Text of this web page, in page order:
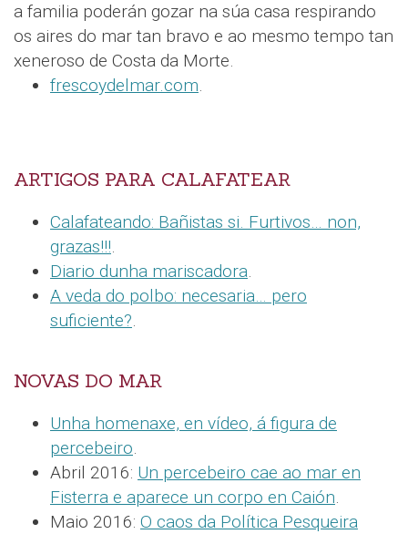
a familia poderán gozar na súa casa respirando
os aires do mar tan bravo e ao mesmo tempo tan
xeneroso de Costa da Morte.
frescoydelmar.com.
ARTIGOS PARA CALAFATEAR
Calafateando: Bañistas si. Furtivos… non,
grazas!!!.
Diario dunha mariscadora.
A veda do polbo: necesaria… pero
suficiente?.
NOVAS DO MAR
Unha homenaxe, en vídeo, á figura de
percebeiro.
Abril 2016: Un percebeiro cae ao mar en
Fisterra e aparece un corpo en Caión.
Maio 2016: O caos da Política Pesqueira